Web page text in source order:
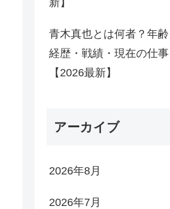
新】
青木真也とは何者？年齢
経歴・戦績・現在の仕
【2026最新】
アーカイブ
2026年8月
2026年7月